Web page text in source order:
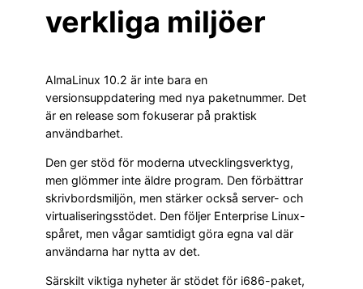
verkliga miljöer
AlmaLinux 10.2 är inte bara en
versionsuppdatering med nya paketnummer. Det
är en release som fokuserar på praktisk
användbarhet.
Den ger stöd för moderna utvecklingsverktyg,
men glömmer inte äldre program. Den förbättrar
skrivbordsmiljön, men stärker också server- och
virtualiseringsstödet. Den följer Enterprise Linux-
spåret, men vågar samtidigt göra egna val där
användarna har nytta av det.
Särskilt viktiga nyheter är stödet för i686-paket,